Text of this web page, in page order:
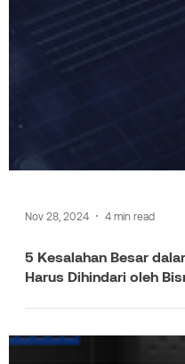
5 Kesalahan Besar
Harus Dihindari oleh